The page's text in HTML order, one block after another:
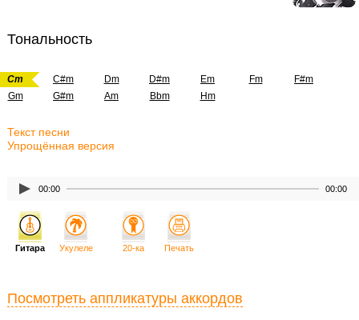
Тональность
Cm C#m Dm D#m Em Fm
F#m
Gm
G#m Am Bbm Hm
Текст песни
Упрощённая версия
00:00 00:00
Гитара Укулеле 20-ка Печать
Посмотреть аппликатуры аккордов